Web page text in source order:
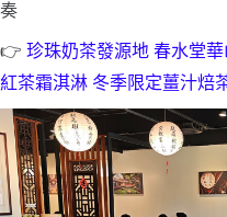
奏
👉 珍珠奶茶發源地 春水堂
紅茶霜淇淋 冬季限定薑汁焙